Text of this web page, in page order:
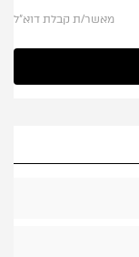
מאשר/ת קבלת דוא"ל